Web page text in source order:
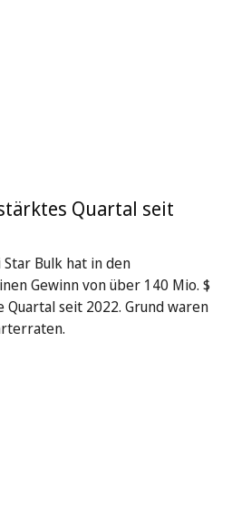
Quartal seit
Bulk hat in den
Gewinn von über 140 Mio. $
seit 2022. Grund waren